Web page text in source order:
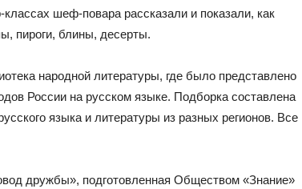
шеф-повара рассказали и показали, как
пироги, блины, десерты.
народной литературы, где было представлено
России на русском языке. Подборка составлена
языка и литературы из разных регионов. Все
дружбы», подготовленная Обществом «Знание»